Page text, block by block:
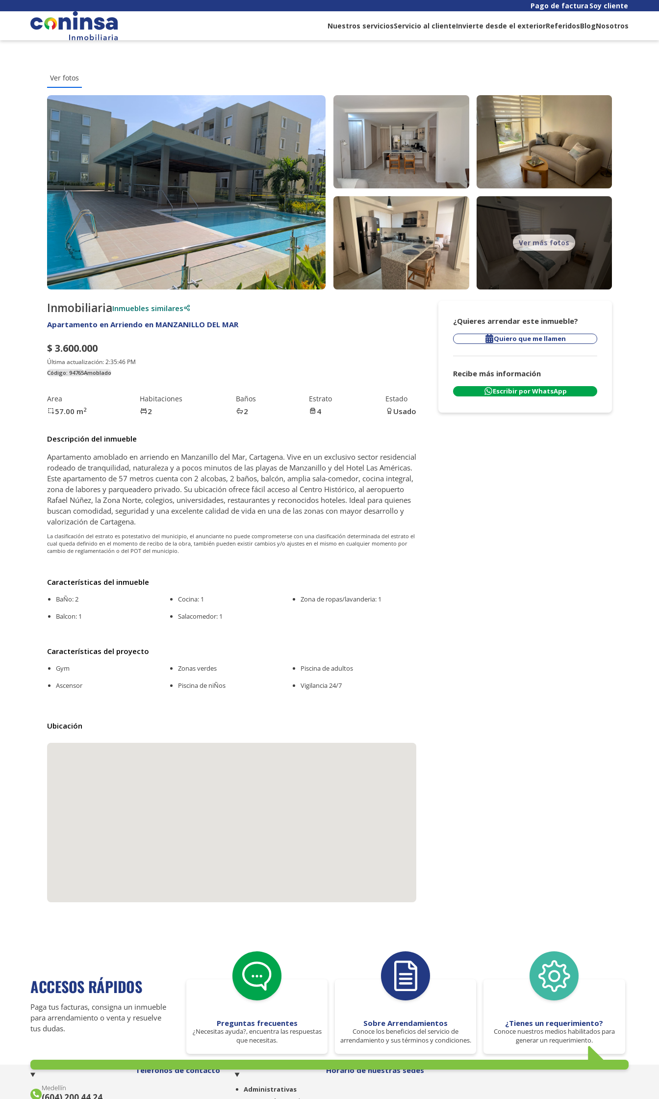
Pago de factura Soy cliente
Nuestros serviciosServicio al clienteInvierte desde el exteriorReferidosBlogNosotros
Ver fotos
Ver más fotos
InmobiliariaInmuebles similares
Apartamento en Arriendo en MANZANILLO DEL MAR
$ 3.600.000
Última actualización:2:35:46 PM
Código: 94765Amoblado
Area
57.00 m2
Habitaciones
2
Baños
2
Estrato
4
Estado
Usado
Descripción del inmueble
Apartamento amoblado en arriendo en Manzanillo del Mar, Cartagena. Vive en un exclusivo sector residencial
rodeado de tranquilidad, naturaleza y a pocos minutos de las playas de Manzanillo y del Hotel Las Américas.
Este apartamento de 57 metros cuenta con 2 alcobas, 2 baños, balcón, amplia sala-comedor, cocina integral,
zona de labores y parqueadero privado. Su ubicación ofrece fácil acceso al Centro Histórico, al aeropuerto
Rafael Núñez, la Zona Norte, colegios, universidades, restaurantes y reconocidos hoteles. Ideal para quienes
buscan comodidad, seguridad y una excelente calidad de vida en una de las zonas con mayor desarrollo y
valorización de Cartagena.
La clasificación del estrato es potestativo del municipio, el anunciante no puede comprometerse con una clasificación determinada del estrato el
cual queda definido en el momento de recibo de la obra, también pueden existir cambios y/o ajustes en el mismo en cualquier momento por
cambio de reglamentación o del POT del municipio.
Características del inmueble
BaÑo: 2
Balcon: 1
Cocina: 1
Salacomedor: 1
Zona de ropas/lavanderia: 1
Características del proyecto
Gym
Ascensor
Zonas verdes
Piscina de niÑos
Piscina de adultos
Vigilancia 24/7
Ubicación
¿Quieres arrendar este inmueble?
Quiero que me llamen
Recibe más información
Escribir por WhatsApp
ACCESOS RÁPIDOS
Paga tus facturas, consigna un inmueble
para arrendamiento o venta y resuelve
tus dudas.
Preguntas frecuentes
¿Necesitas ayuda?, encuentra las respuestas
que necesitas.
Sobre Arrendamientos
Conoce los beneficios del servicio de
arrendamiento y sus términos y condiciones.
¿Tienes un requerimiento?
Conoce nuestros medios habilitados para
generar un requerimiento.
Teléfonos de contacto
Medellín
Horario de nuestras sedes
Administrativas